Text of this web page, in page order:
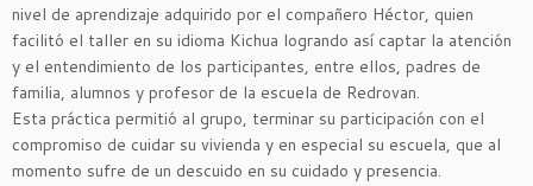
nivel de aprendizaje adquirido por el compañero Héctor, quien
facilitó el taller en su idioma Kichua logrando así captar la atención
y el entendimiento de los participantes, entre ellos, padres de
familia, alumnos y profesor de la escuela de Redrovan.
Esta práctica permitió al grupo, terminar su participación con el
compromiso de cuidar su vivienda y en especial su escuela, que al
momento sufre de un descuido en su cuidado y presencia.